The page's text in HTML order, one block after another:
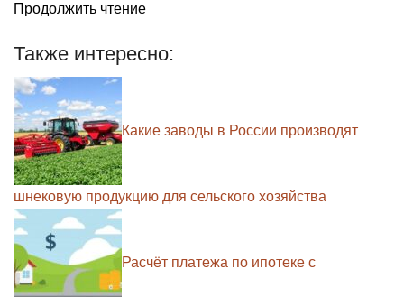
Продолжить чтение
Также интересно:
Какие заводы в России производят
шнековую продукцию для сельского хозяйства
Расчёт платежа по ипотеке с